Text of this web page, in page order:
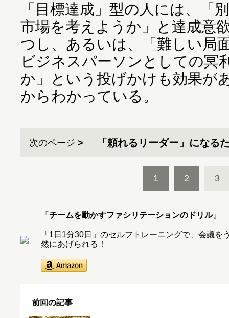
「目標達成」型の人には、「
市場を考えようか」と達成意
つし、あるいは、「難しい局
ビジネスパーソンとしての冥
か」という投げかけも効果が
からわかっている。
次のページ 「頼れるリーダー」になる
1 2 3
『チームを動かすファシリテーションのドリル』
「1日1分30日」のセルフトレーニングで、会議
然にあげられる！
前回の記事